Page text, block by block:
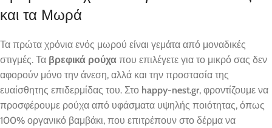
και τα Μωρά
Τα πρώτα χρόνια ενός μωρού είναι γεμάτα από μοναδικές
στιγμές. Τα βρεφικά ρούχα που επιλέγετε για το μικρό σας δεν
αφορούν μόνο την άνεση, αλλά και την προστασία της
ευαίσθητης επιδερμίδας του. Στο happy-nest.gr, φροντίζουμε να
προσφέρουμε ρούχα από υφάσματα υψηλής ποιότητας, όπως
100% οργανικό βαμβάκι, που επιτρέπουν στο δέρμα να